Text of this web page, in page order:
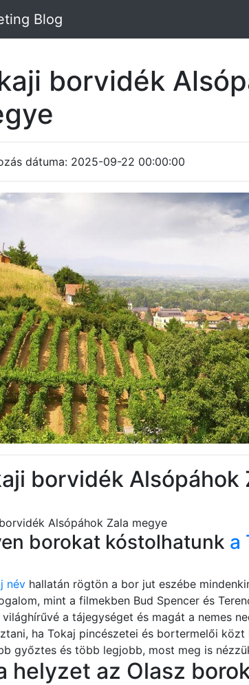
Blog
borvidék
dátuma: 2025-09-22 00:00:00
borvidék Alsópáhok
Alsópáhok Zala megye
borokat kóstolhatunk a
név hallatán rögtön a bor jut eszébe
mint a filmekben Bud Spencer és
világhírűvé a tájegységet és magát a nemes
ha Tokaj pincészetei és bortermelői
győztes és több legjobb, most meg is
helyzet az Olasz